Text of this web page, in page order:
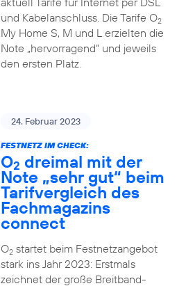
und Kabelanschluss. Die Tarife O2
My Home S, M und L erzielten die
Note „hervorragend“ und jeweils
den ersten Platz.
24. Februar 2023
FESTNETZ IM CHECK:
O2 dreimal mit der
Note „sehr gut“ beim
Tarifvergleich des
Fachmagazins
connect
O2startet beim Festnetzangebot
stark ins Jahr 2023: Erstmals
zeichnet der große Breitband-